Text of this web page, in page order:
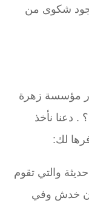
شكوى من
مؤسسة زهرة
. دعنا نأخذ
لك:
والتي تقوم
خدش وفي